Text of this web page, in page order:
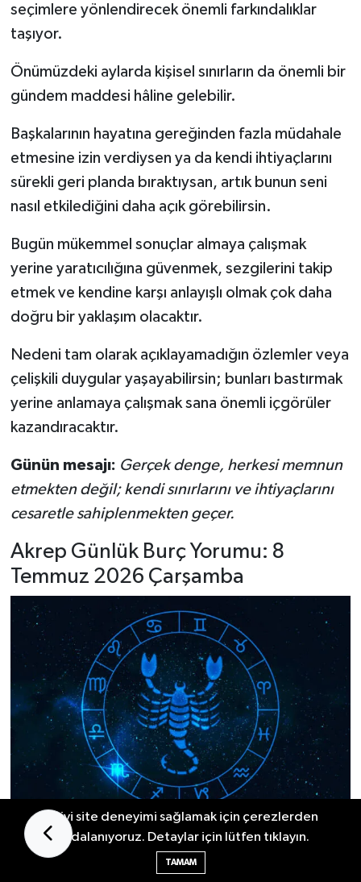
seçimlere yönlendirecek önemli farkındalıklar
taşıyor.
Önümüzdeki aylarda kişisel sınırların da önemli bir
gündem maddesi hâline gelebilir.
Başkalarının hayatına gereğinden fazla müdahale
etmesine izin verdiysen ya da kendi ihtiyaçlarını
sürekli geri planda bıraktıysan, artık bunun seni
nasıl etkilediğini daha açık görebilirsin.
Bugün mükemmel sonuçlar almaya çalışmak
yerine yaratıcılığına güvenmek, sezgilerini takip
etmek ve kendine karşı anlayışlı olmak çok daha
doğru bir yaklaşım olacaktır.
Nedeni tam olarak açıklayamadığın özlemler veya
çelişkili duygular yaşayabilirsin; bunları bastırmak
yerine anlamaya çalışmak sana önemli içgörüler
kazandıracaktır.
Günün mesajı: Gerçek denge, herkesi memnun
etmekten değil; kendi sınırlarını ve ihtiyaçlarını
cesaretle sahiplenmekten geçer.
Akrep Günlük Burç Yorumu: 8
Temmuz 2026 Çarşamba
Sevgili Akrep,
bugün programını gereğinden
fazla yoğunlaştırmamaya çalış.
En iyi site deneyimi sağlamak için çerezlerden
faydalanıyoruz. Detaylar için lütfen tıklayın.
TAMAM